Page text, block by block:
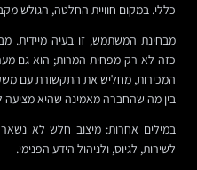
כללי. במקום חוויית החלטה, הגולש
מבחינת המשתמש, זו בעיה מיידית.
כזה לא רק מפחית המרות; הוא גם
המכירות, מחליש את התקשורת עם
בין מה שהחברה מאמינה שהיא מציעה
במילים אחרות: מיצוב חלש לא
לשירות, לגיוס, ולניהול הידע הפנימי.